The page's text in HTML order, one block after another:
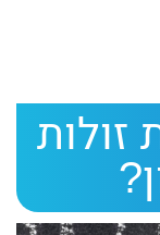
ת
ב
זולות